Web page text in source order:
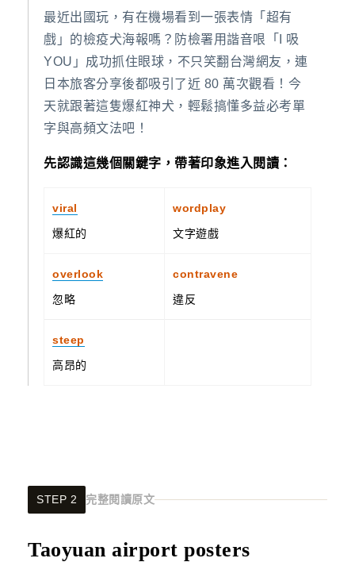
最近出國玩，有在機場看到一張表情「超有
戲」的檢疫犬海報嗎？防檢署用諧音哏「I 吸
YOU」成功抓住眼球，不只笑翻台灣網友，連
日本旅客分享後都吸引了近 80 萬次觀看！今
天就跟著這隻爆紅神犬，輕鬆搞懂多益必考單
字與高頻文法吧！
先認識這幾個關鍵字，帶著印象進入閱讀：
viral
爆紅的
wordplay
文字遊戲
overlook
忽略
contravene
違反
steep
高昂的
STEP 2 完整閱讀原文
Taoyuan airport posters